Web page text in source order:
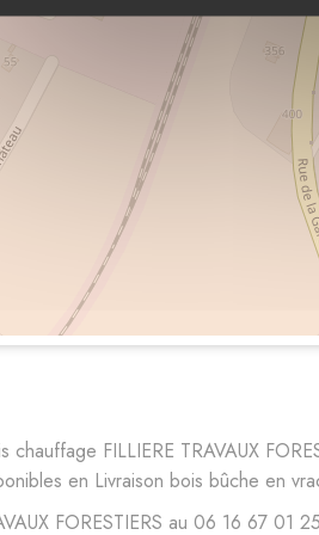
chauffage FILLIERE TRAVAUX
en Livraison bois bûche en
FORESTIERS au 06 16 67